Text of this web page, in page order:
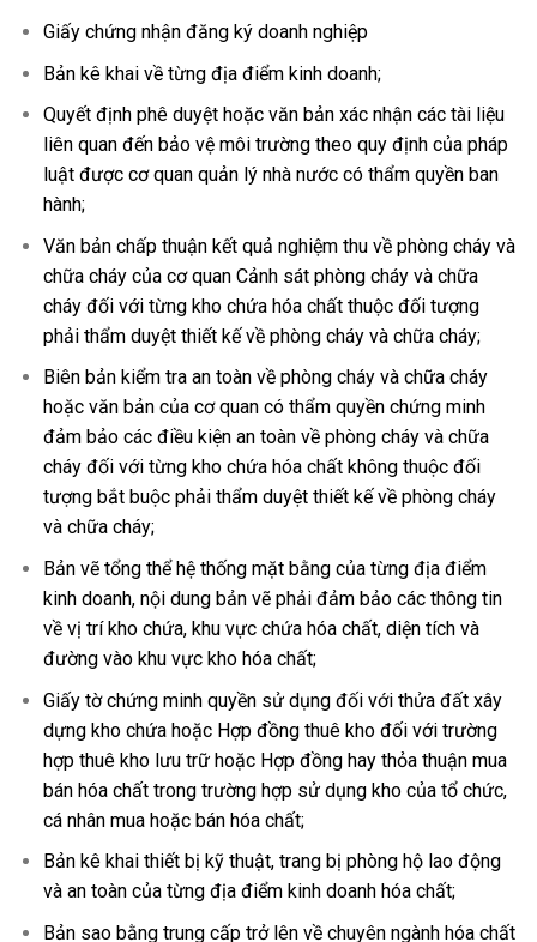
Giấy chứng nhận đăng ký doanh nghiệp
Bản kê khai về từng địa điểm kinh doanh;
Quyết định phê duyệt hoặc văn bản xác nhận các tài liệu
liên quan đến bảo vệ môi trường theo quy định của pháp
luật được cơ quan quản lý nhà nước có thẩm quyền ban
hành;
Văn bản chấp thuận kết quả nghiệm thu về phòng cháy và
chữa cháy của cơ quan Cảnh sát phòng cháy và chữa
cháy đối với từng kho chứa hóa chất thuộc đối tượng
phải thẩm duyệt thiết kế về phòng cháy và chữa cháy;
Biên bản kiểm tra an toàn về phòng cháy và chữa cháy
hoặc văn bản của cơ quan có thẩm quyền chứng minh
đảm bảo các điều kiện an toàn về phòng cháy và chữa
cháy đối với từng kho chứa hóa chất không thuộc đối
tượng bắt buộc phải thẩm duyệt thiết kế về phòng cháy
và chữa cháy;
Bản vẽ tổng thể hệ thống mặt bằng của từng địa điểm
kinh doanh, nội dung bản vẽ phải đảm bảo các thông tin
về vị trí kho chứa, khu vực chứa hóa chất, diện tích và
đường vào khu vực kho hóa chất;
Giấy tờ chứng minh quyền sử dụng đối với thửa đất xây
dựng kho chứa hoặc Hợp đồng thuê kho đối với trường
hợp thuê kho lưu trữ hoặc Hợp đồng hay thỏa thuận mua
bán hóa chất trong trường hợp sử dụng kho của tổ chức,
cá nhân mua hoặc bán hóa chất;
Bản kê khai thiết bị kỹ thuật, trang bị phòng hộ lao động
và an toàn của từng địa điểm kinh doanh hóa chất;
Bản sao bằng trung cấp trở lên về chuyên ngành hóa chất